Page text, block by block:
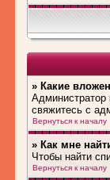
» Какие
свяжитесь с
Вернуться к началу
» Как мне
Чтобы найти
Вернуться к началу